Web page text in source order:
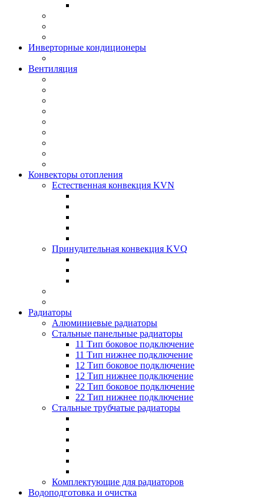
Инверторные кондиционеры
Вентиляция
Конвекторы отопления
Естественная конвекция KVN
Принудительная конвекция KVQ
Радиаторы
Алюминиевые радиаторы
Стальные панельные радиаторы
11 Тип боковое подключение
11 Тип нижнее подключение
12 Тип боковое подключение
12 Тип нижнее подключение
22 Тип боковое подключение
22 Тип нижнее подключение
Стальные трубчатые радиаторы
Комплектующие для радиаторов
Водоподготовка и очистка